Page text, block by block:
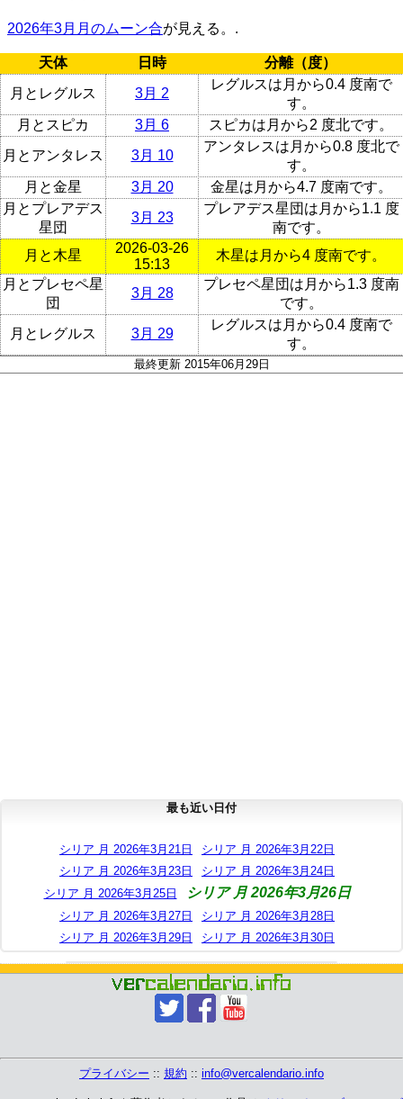
2026年3月月のムーン合が見える。.
天体 日時
分離（度）
月とレグルス
3月 2
レグルスは月から0.4 度南で
す。
月とスピカ
3月 6
スピカは月から2 度北です。
月とアンタレス
3月 10
アンタレスは月から0.8 度北で
す。
月と金星
3月 20
金星は月から4.7 度南です。
月とプレアデス
星団
3月 23
プレアデス星団は月から1.1 度
南です。
月と木星
2026-03-26
15:13
木星は月から4 度南です。
月とプレセペ星
団
3月 28
プレセペ星団は月から1.3 度南
です。
月とレグルス
3月 29
レグルスは月から0.4 度南で
す。
最終更新 2015年06月29日
最も近い日付
シリア 月 2026年3月21日
シリア 月 2026年3月22日
シリア 月 2026年3月23日
シリア 月 2026年3月24日
シリア 月 2026年3月25日
シリア 月 2026年3月26日
シリア 月 2026年3月27日
シリア 月 2026年3月28日
シリア 月 2026年3月29日
シリア 月 2026年3月30日
プライバシー :: 規約 :: info@vercalendario.info